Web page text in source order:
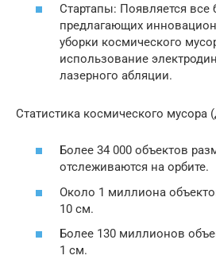
Стартапы: Появляется все
предлагающих
уборки космического
использование
лазерного абляции.
Статистика космического мусора
Более 34 000 объектов
отслеживаются на орбите.
Около 1 миллиона
10 см.
Более 130 миллионов
1 см.